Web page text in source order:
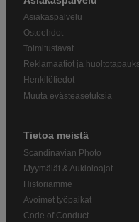
Asiakaspalvelu
Ostoehdot
Toimitustavat
Reklamaatiot ja
Henkilötiedot
Muuta evästeasetuksia
Tietoa meistä
Scandinavian Photo
Myymälät & Aukioloajat
Historiamme
Avoimet työpaikat
Code of Conduct